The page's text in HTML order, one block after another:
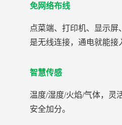
免网络布线
点菜端、打印机、显示屏
是无线连接，通电就能接
智慧传感
温度/湿度/火焰/气体，灵
安全加分。